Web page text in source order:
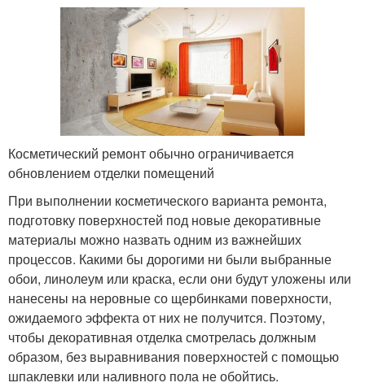
Косметический ремонт обычно ограничивается
обновлением отделки помещений
При выполнении косметического варианта ремонта,
подготовку поверхностей под новые декоративные
материалы можно назвать одним из важнейших
процессов. Какими бы дорогими ни были выбранные
обои, линолеум или краска, если они будут уложены или
нанесены на неровные со щербинками поверхности,
ожидаемого эффекта от них не получится. Поэтому,
чтобы декоративная отделка смотрелась должным
образом, без выравнивания поверхностей с помощью
шпаклевки или наливного пола не обойтись.